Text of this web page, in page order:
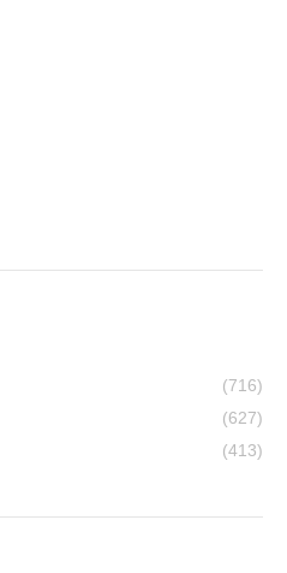
(716)
(627)
(413)